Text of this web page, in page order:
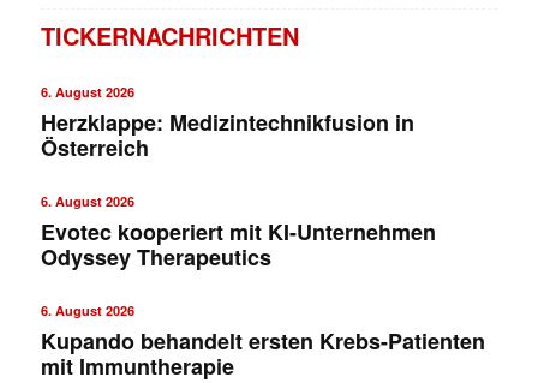
TICKERNACHRICHTEN
6. August 2026
Herzklappe: Medizintechnikfusion in
Österreich
6. August 2026
Evotec kooperiert mit KI-Unternehmen
Odyssey Therapeutics
6. August 2026
Kupando behandelt ersten Krebs-Patienten
mit Immuntherapie